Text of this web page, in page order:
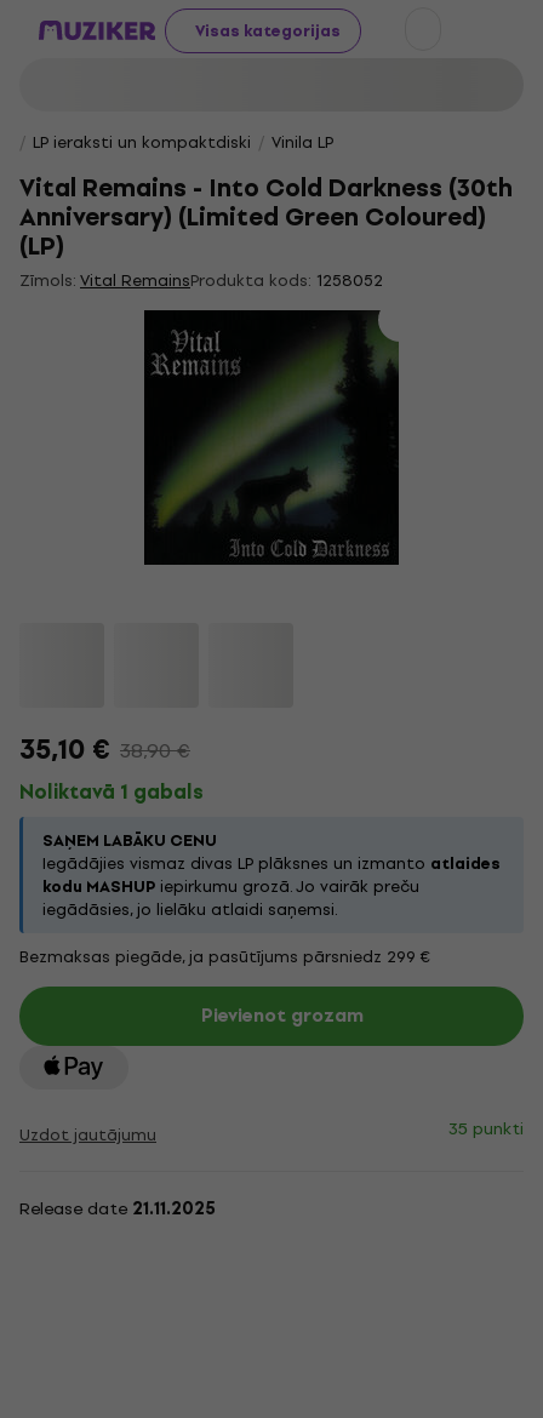
Visas kategorijas
LP ieraksti un kompaktdiski Vinila LP
Vital Remains - Into Cold Darkness (30th
Anniversary) (Limited Green Coloured)
(LP)
Zīmols:Vital RemainsProdukta kods: 1258052
35,10 € 38,90 €
Noliktavā 1 gabals
SAŅEM LABĀKU CENU
Iegādājies vismaz divas LP plāksnes un izmanto atlaides
kodu MASHUP iepirkumu grozā. Jo vairāk preču
iegādāsies, jo lielāku atlaidi saņemsi.
Bezmaksas piegāde, ja pasūtījums pārsniedz 299 €
Pievienot grozam
Uzdot jautājumu 35 punkti
Release date 21.11.2025